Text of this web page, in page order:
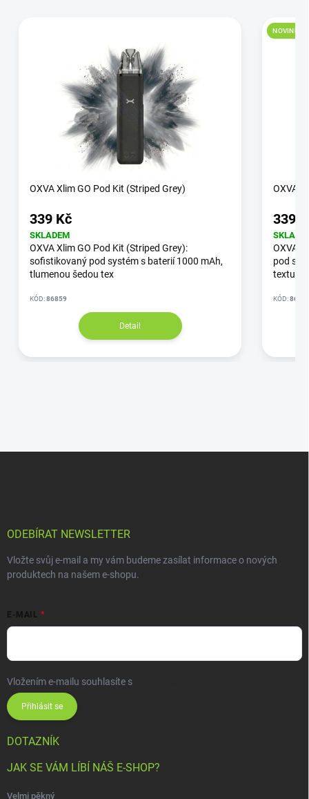
OXVA Xlim GO Pod Kit (Striped Grey)
339 Kč
SKLADEM
OXVA Xlim GO Pod Kit (Striped Grey):
sofistikovaný pod systém s baterií 1000 mAh,
tlumenou šedou tex
KÓD:86859
Detail
NOVINKA
OXVA
339
OXVA
pod
textur
KÓD:
ODEBÍRAT NEWSLETTER
Vložte svůj e-mail a my vám budeme zasílat informace o nových
produktech na našem e-shopu.
E-MAIL
Vložením e-mailu souhlasíte s
Přihlásit se
DOTAZNÍK
JAK SE VÁM LÍBÍ NÁŠ E-SHOP?
Velmi pěkný